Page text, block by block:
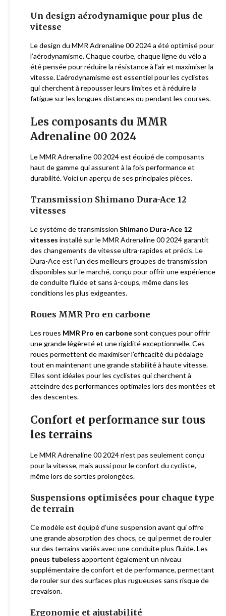
Un design aérodynamique pour plus de
vitesse
Le design du MMR Adrenaline 00 2024 a été optimisé pour
l’aérodynamisme. Chaque courbe, chaque ligne du vélo a
été pensée pour réduire la résistance à l’air et maximiser la
vitesse. L’aérodynamisme est essentiel pour les cyclistes
qui cherchent à repousser leurs limites et à réduire la
fatigue sur les longues distances ou pendant les courses.
Les composants du MMR
Adrenaline 00 2024
Le MMR Adrenaline 00 2024 est équipé de composants
haut de gamme qui assurent à la fois performance et
durabilité. Voici un aperçu de ses principales pièces.
Transmission Shimano Dura-Ace 12
vitesses
Le système de transmission Shimano Dura-Ace 12
vitesses installé sur le MMR Adrenaline 00 2024 garantit
des changements de vitesse ultra-rapides et précis. Le
Dura-Ace est l’un des meilleurs groupes de transmission
disponibles sur le marché, conçu pour offrir une expérience
de conduite fluide et sans à-coups, même dans les
conditions les plus exigeantes.
Roues MMR Pro en carbone
Les roues MMR Pro en carbone sont conçues pour offrir
une grande légèreté et une rigidité exceptionnelle. Ces
roues permettent de maximiser l’efficacité du pédalage
tout en maintenant une grande stabilité à haute vitesse.
Elles sont idéales pour les cyclistes qui cherchent à
atteindre des performances optimales lors des montées et
des descentes.
Confort et performance sur tous
les terrains
Le MMR Adrenaline 00 2024 n’est pas seulement conçu
pour la vitesse, mais aussi pour le confort du cycliste,
même lors de sorties prolongées.
Suspensions optimisées pour chaque type
de terrain
Ce modèle est équipé d’une suspension avant qui offre
une grande absorption des chocs, ce qui permet de rouler
sur des terrains variés avec une conduite plus fluide. Les
pneus tubeless apportent également un niveau
supplémentaire de confort et de performance, permettant
de rouler sur des surfaces plus rugueuses sans risque de
crevaison.
Ergonomie et ajustabilité